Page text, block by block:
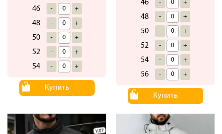
46 - +
48 - +
50 - +
52 - +
54 - +
Купить
46 - +
48 - +
50 - +
52 - +
54 - +
56 - +
Купить